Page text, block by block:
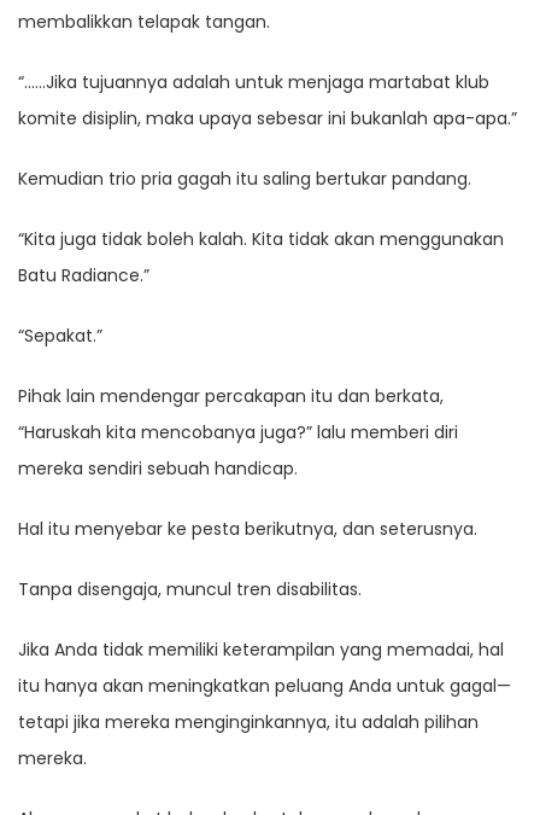
membalikkan telapak tangan.
“……Jika tujuannya adalah untuk menjaga martabat klub
komite disiplin, maka upaya sebesar ini bukanlah apa-apa.”
Kemudian trio pria gagah itu saling bertukar pandang.
“Kita juga tidak boleh kalah. Kita tidak akan menggunakan
Batu Radiance.”
“Sepakat.”
Pihak lain mendengar percakapan itu dan berkata,
“Haruskah kita mencobanya juga?” lalu memberi diri
mereka sendiri sebuah handicap.
Hal itu menyebar ke pesta berikutnya, dan seterusnya.
Tanpa disengaja, muncul tren disabilitas.
Jika Anda tidak memiliki keterampilan yang memadai, hal
itu hanya akan meningkatkan peluang Anda untuk gagal—
tetapi jika mereka menginginkannya, itu adalah pilihan
mereka.